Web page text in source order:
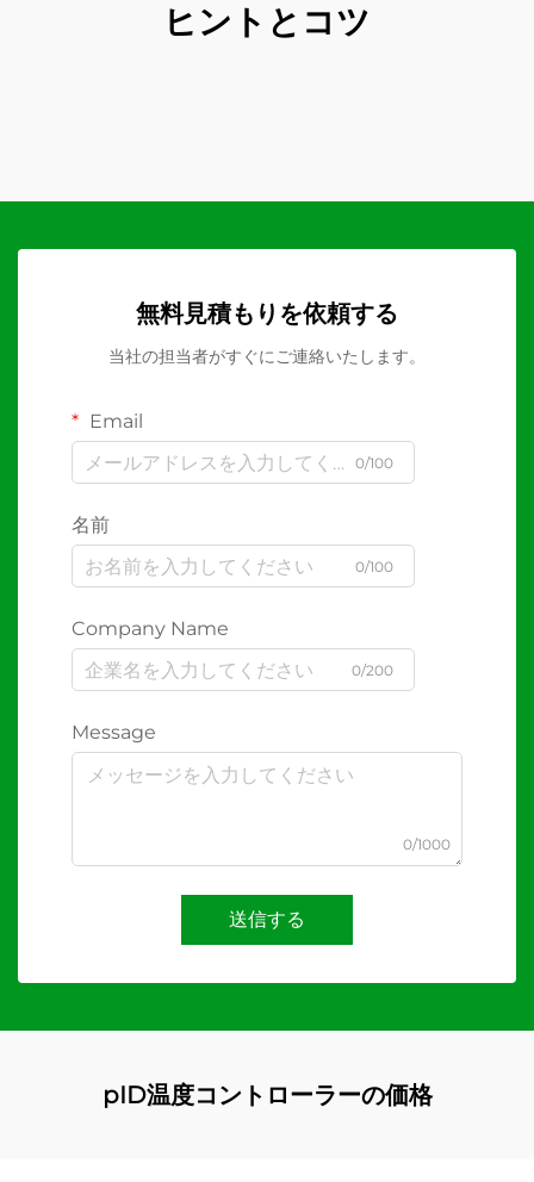
ヒントとコツ
無料見積もりを依頼する
当社の担当者がすぐにご連絡いたします。
Email
0/100
名前
0/100
Company Name
0/200
Message
0/1000
送信する
pID温度コントローラーの価格